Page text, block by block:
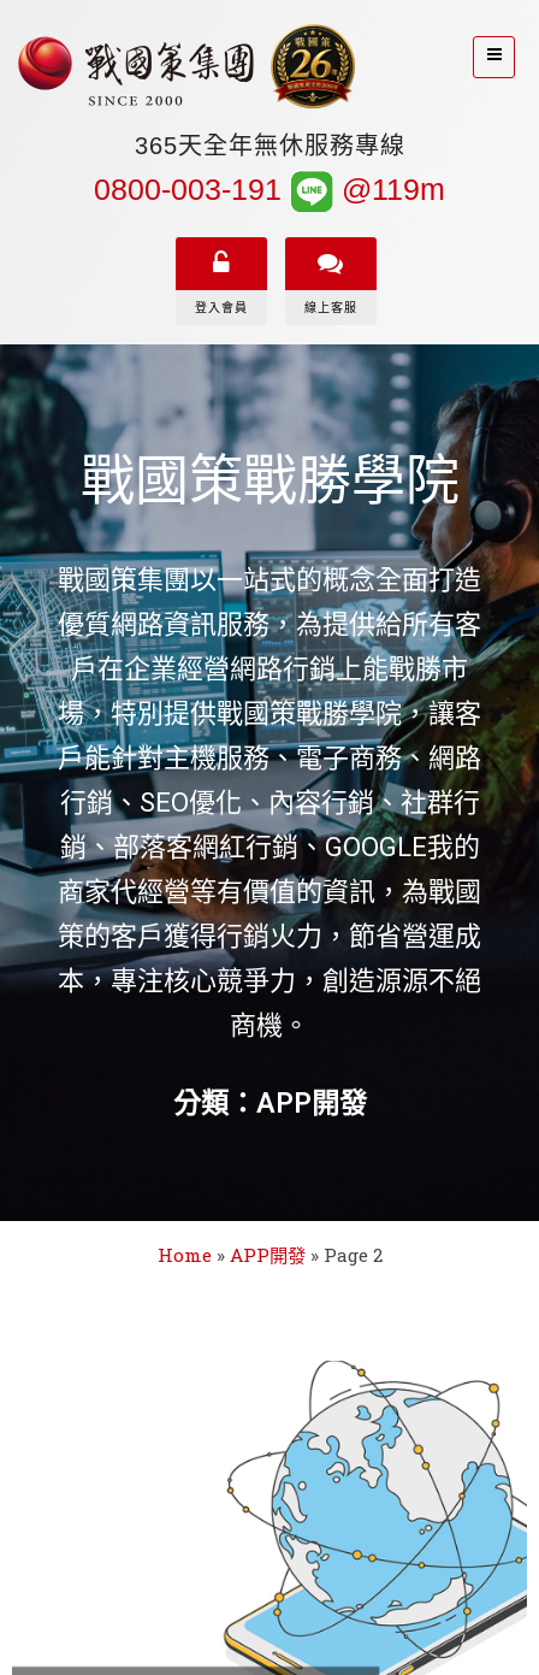
365天全年無休服務專線
0800-003-191 @119m
登入會員 線上客服
戰國策戰勝學院
戰國策集團以一站式的概念全面打造
優質網路資訊服務，為提供給所有客
戶在企業經營網路行銷上能戰勝市
場，特別提供戰國策戰勝學院，讓客
戶能針對主機服務、電子商務、網路
行銷、SEO優化、內容行銷、社群行
銷、部落客網紅行銷、GOOGLE我的
商家代經營等有價值的資訊，為戰國
策的客戶獲得行銷火力，節省營運成
本，專注核心競爭力，創造源源不絕
商機。
分類：APP開發
Home» APP開發» Page 2